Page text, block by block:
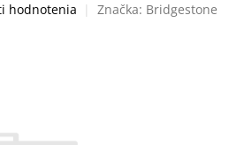
hodnotenia Značka: Bridgestone